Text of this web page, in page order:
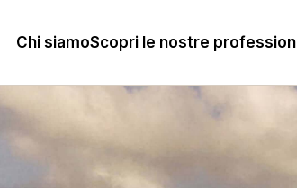
Chi siamoScopri le nostre